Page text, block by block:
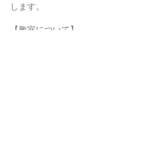
します。
【教室について】